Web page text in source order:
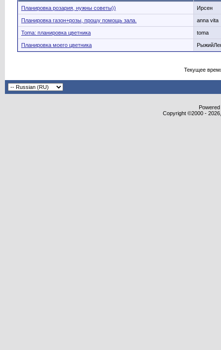
Планировка розария, нужны советы)) Ирсен
Планировка газон+розы, прошу помощь зала. anna vita
Toma: планировка цветника toma
Планировка моего цветника
Текущее
Copyright ©2000 -